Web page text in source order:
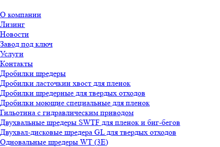
О компании
Лизинг
Новости
Завод под ключ
Услуги
Контакты
Дробилки шредеры
Дробилки ласточкин хвост для пленок
Дробилки шредерные для твердых отходов
Дробилки моющие специальные для пленок
Гильотина с гидравлическим приводом
Двухвальные шредеры SWTF для пленок и биг-бегов
Двухвал-дисковые шредера GL для твердых отходов
Одновальные шредеры WT (3E)